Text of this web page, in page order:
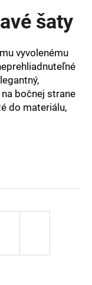
šaty
vyvolenému
bočnej strane
do materiálu,